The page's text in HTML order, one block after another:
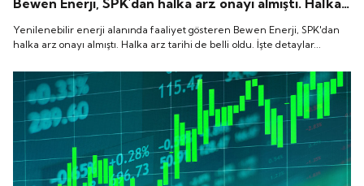
arz tarihi de belli oldu. İşte detaylar...
Yenilenebilir enerji alanında faaliyet gösteren Bewen Enerji, SPK'dan
halka arz onayı almıştı. Halka arz tarihi de belli oldu. İşte detaylar...